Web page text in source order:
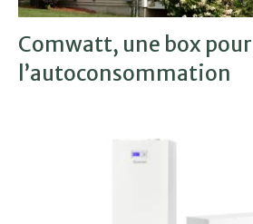
Comwatt, une box
l’autoconsommation